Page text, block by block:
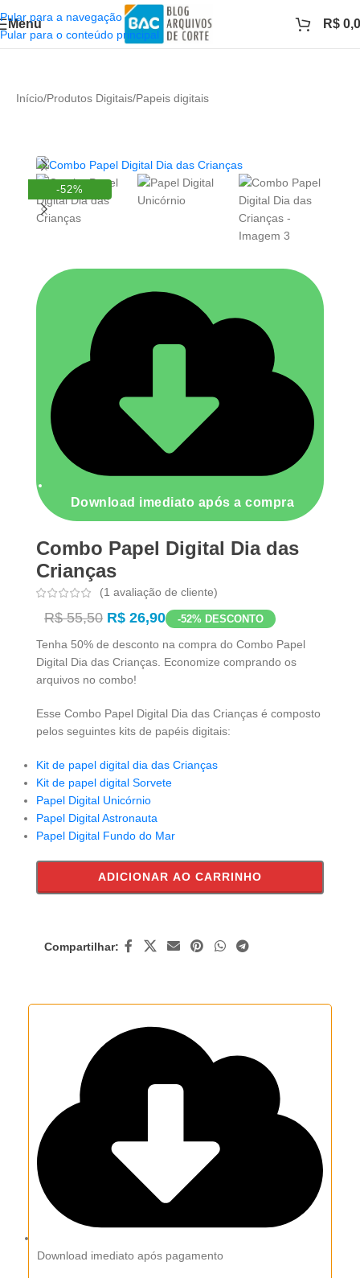
Pular para a navegação
Pular para o conteúdo principal
Menu R$
Início/Produtos Digitais/Papeis digitais
-52%
Download imediato após a compra
Combo Papel Digital Dia das
Crianças
(1 avaliação de cliente)
R$55,50 R$ 26,90 -52% DESCONTO
Tenha 50% de desconto na compra do Combo Papel
Digital Dia das Crianças. Economize comprando os
arquivos no combo!
Esse Combo Papel Digital Dia das Crianças é composto
pelos seguintes kits de papéis digitais:
Kit de papel digital dia das Crianças
Kit de papel digital Sorvete
Papel Digital Unicórnio
Papel Digital Astronauta
Papel Digital Fundo do Mar
ADICIONAR AO CARRINHO
Compartilhar:
Download imediato após pagamento